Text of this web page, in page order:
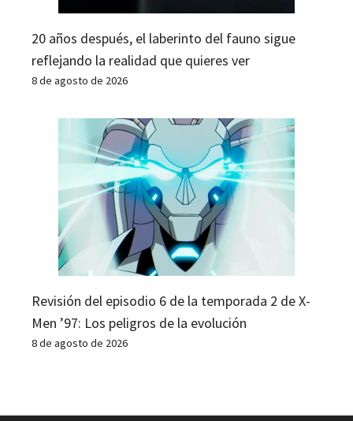
20 años después, el laberinto del fauno sigue
reflejando la realidad que quieres ver
8 de agosto de 2026
Revisión del episodio 6 de la temporada 2 de X-
Men ’97: Los peligros de la evolución
8 de agosto de 2026